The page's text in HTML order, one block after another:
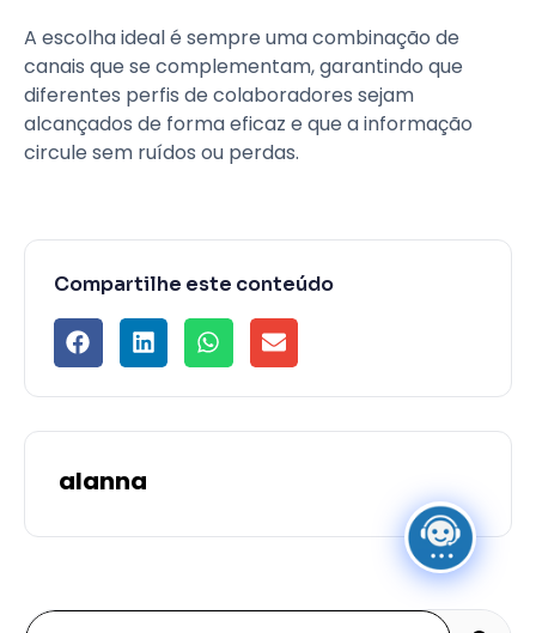
A escolha ideal é sempre uma combinação de
canais que se complementam, garantindo que
diferentes perfis de colaboradores sejam
alcançados de forma eficaz e que a informação
circule sem ruídos ou perdas.
Compartilhe este conteúdo
alanna